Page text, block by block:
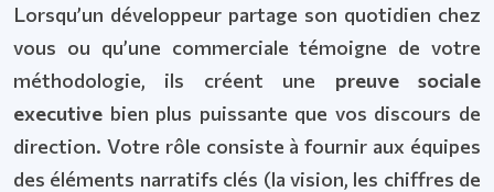
Lorsqu’un développeur partage son quotidien chez
vous ou qu’une commerciale témoigne de votre
méthodologie, ils créent une preuve sociale
executive bien plus puissante que vos discours de
direction. Votre rôle consiste à fournir aux équipes
des éléments narratifs clés (la vision, les chiffres de